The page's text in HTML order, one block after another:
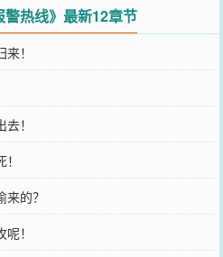
在恐惧我面前的这只咸鱼青年！“大
都万鬼朝宗了！”“收了神通吧！！”
通报警热线
推荐哦！
警热线》最新12章节
！
！
的？
！